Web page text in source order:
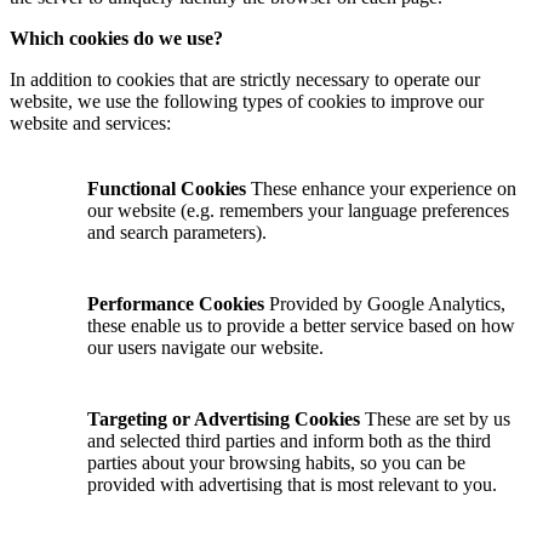
Which cookies do we use?
In addition to cookies that are strictly necessary to operate our
website, we use the following types of cookies to improve our
website and services:
Functional Cookies These enhance your experience on
our website (e.g. remembers your language preferences
and search parameters).
Performance Cookies Provided by Google Analytics,
these enable us to provide a better service based on how
our users navigate our website.
Targeting or Advertising Cookies These are set by us
and selected third parties and inform both as the third
parties about your browsing habits, so you can be
provided with advertising that is most relevant to you.